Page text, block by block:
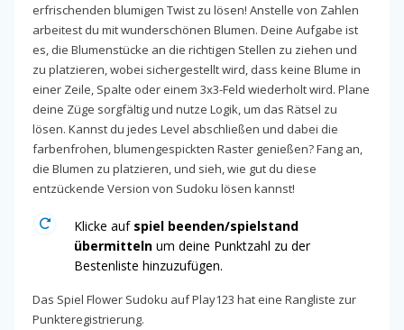
erfrischenden blumigen Twist zu lösen! Anstelle von Zahlen
arbeitest du mit wunderschönen Blumen. Deine Aufgabe ist
es, die Blumenstücke an die richtigen Stellen zu ziehen und
zu platzieren, wobei sichergestellt wird, dass keine Blume in
einer Zeile, Spalte oder einem 3x3-Feld wiederholt wird. Plane
deine Züge sorgfältig und nutze Logik, um das Rätsel zu
lösen. Kannst du jedes Level abschließen und dabei die
farbenfrohen, blumengespickten Raster genießen? Fang an,
die Blumen zu platzieren, und sieh, wie gut du diese
entzückende Version von Sudoku lösen kannst!
Klicke auf spiel beenden/spielstand
übermitteln um deine Punktzahl zu der
Bestenliste hinzuzufügen.
Das Spiel Flower Sudoku auf Play123 hat eine Rangliste zur
Punkteregistrierung.